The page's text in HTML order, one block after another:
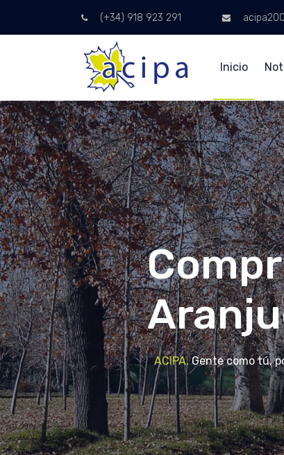
(+34) 918 923 291
Inicio
ACIPA. Gente como tú,